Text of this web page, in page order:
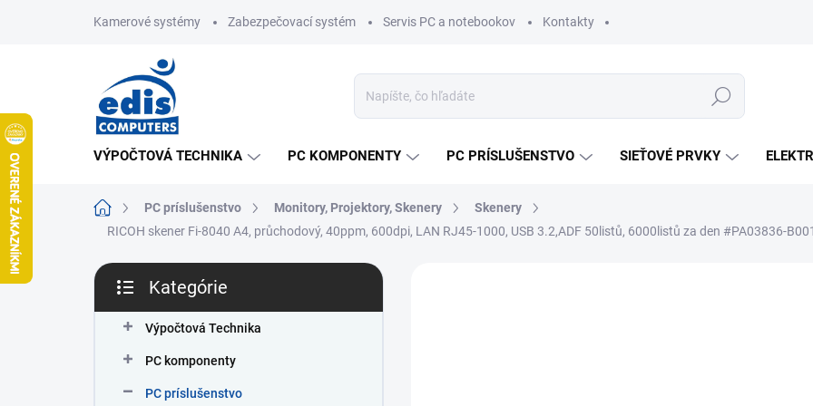
Kamerové systémy Zabezpečovací systém Servis PC a notebookov Kontakty
Hľadať
VÝPOČTOVÁ TECHNIKA PC KOMPONENTY PC PRÍSLUŠENSTVO SIEŤOVÉ PRVKY
DomovPC príslušenstvo Monitory, Projektory, Skenery
Skenery
RICOH skener Fi-8040 A4, průchodový, 40ppm, 600dpi, LAN RJ45-1000, USB 3.2,ADF 50listů, 6000listů za den #PA03836-B001
B
č
kategórie
Kategórie
Výpočtová Technika
PC komponenty
PC príslušenstvo